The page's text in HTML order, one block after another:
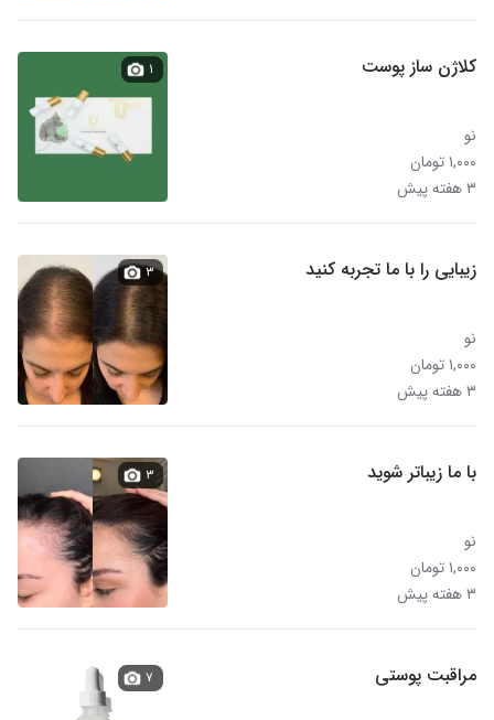
کلاژن ساز پوست
نو
۱,۰۰۰ تومان
۳ هفته پیش
۱
زیبایی را با ما‌ تجربه کنید
نو
۱,۰۰۰ تومان
۳ هفته پیش
۳
با ما زیباتر شوید
نو
۱,۰۰۰ تومان
۳ هفته پیش
۳
مراقبت پوستی ۷